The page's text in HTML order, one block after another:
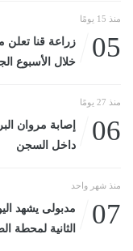
منذ 15 يومًا
05
زراعة قنا تعلن
خلال الأسبوع الجارياليوم
منذ 27 يومًا
06
إصابة مروان
داخل السجن
منذ شهر واحد
07
مدبولى يشهد
الثانية لمحطة